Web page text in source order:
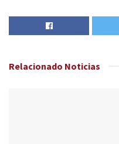
Relacionado Noticias